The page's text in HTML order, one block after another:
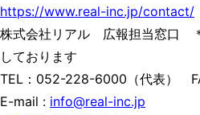
https://www.real-inc.jp/contact/
株式会社リアル 広報担当窓口
しております
TEL：052-228-6000（代表）
E-mail : info@real-inc.jp